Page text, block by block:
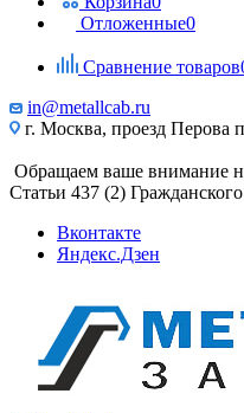
Отложенные0
Сравнение товаров
in@metallcab.ru
г. Москва, проезд Перова
Обращаем ваше внимание
Статьи 437 (2)
Вконтакте
Яндекс.Дзен